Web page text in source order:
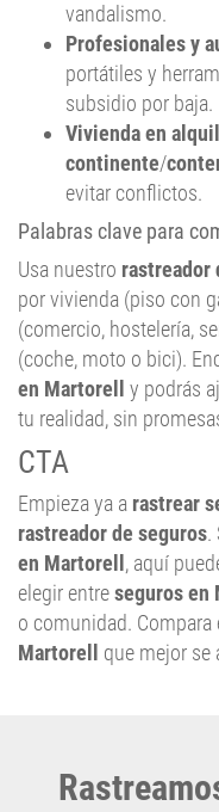
vandalismo.
Profesionales y
portátiles y
subsidio por baja.
Vivienda en
continente/
evitar conflictos.
Palabras clave para
Usa nuestro rastreador
por vivienda (piso con
(comercio, hostelería,
(coche, moto o bici).
en Martorell
y podrás
tu realidad, sin
CTA
Empieza ya a rastrear
rastreador de seguros.
en Martorell , aquí
elegir entreseguros en
o comunidad.
Martorell
que mejor se